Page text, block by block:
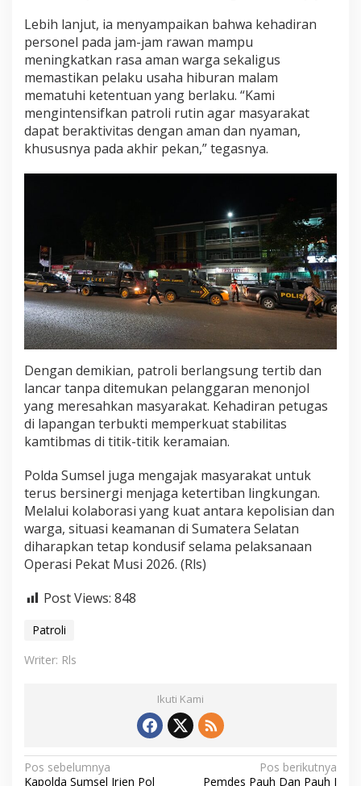
Lebih lanjut, ia menyampaikan bahwa kehadiran
personel pada jam-jam rawan mampu
meningkatkan rasa aman warga sekaligus
memastikan pelaku usaha hiburan malam
mematuhi ketentuan yang berlaku. “Kami
mengintensifkan patroli rutin agar masyarakat
dapat beraktivitas dengan aman dan nyaman,
khususnya pada akhir pekan,” tegasnya.
Dengan demikian, patroli berlangsung tertib dan
lancar tanpa ditemukan pelanggaran menonjol
yang meresahkan masyarakat. Kehadiran petugas
di lapangan terbukti memperkuat stabilitas
kamtibmas di titik-titik keramaian.
Polda Sumsel juga mengajak masyarakat untuk
terus bersinergi menjaga ketertiban lingkungan.
Melalui kolaborasi yang kuat antara kepolisian dan
warga, situasi keamanan di Sumatera Selatan
diharapkan tetap kondusif selama pelaksanaan
Operasi Pekat Musi 2026. (Rls)
Post Views: 848
Patroli
Writer: Rls
Ikuti Kami
N
Pos sebelumnya
Kapolda Sumsel Irjen Pol
Pos berikutnya
Pemdes Pauh Dan Pauh I